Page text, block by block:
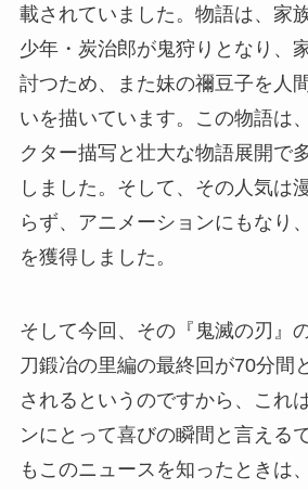
載されていました。物語は、家
少年・炭治郎が鬼狩りとなり、
討つため、また妹の禰豆子を人
いを描いています。この物語は
クター描写と壮大な物語展開で
しました。そして、その人気は
らず、アニメーションにもなり
を獲得しました。
そして今回、その『鬼滅の刃』
刀鍛冶の里編の最終回が70分間
されるというのですから、これ
ンにとって喜びの瞬間と言える
もこのニュースを知ったときは